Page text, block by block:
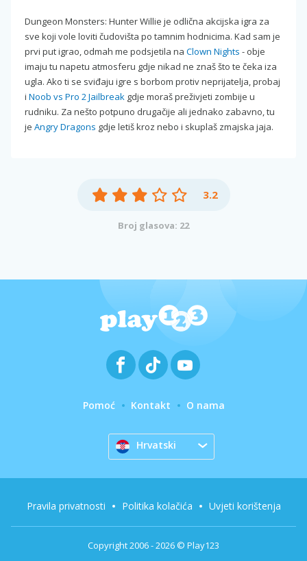
Dungeon Monsters: Hunter Willie je odlična akcijska igra za
sve koji vole loviti čudovišta po tamnim hodnicima. Kad sam je
prvi put igrao, odmah me podsjetila na Clown Nights - obje
imaju tu napetu atmosferu gdje nikad ne znaš što te čeka iza
ugla. Ako ti se sviđaju igre s borbom protiv neprijatelja, probaj
i Noob vs Pro 2 Jailbreak gdje moraš preživjeti zombije u
rudniku. Za nešto potpuno drugačije ali jednako zabavno, tu
je Angry Dragons gdje letiš kroz nebo i skuplaš zmajska jaja.
3.2
Broj glasova: 22
Pomoć Kontakt O nama
Hrvatski
Copyright 2006 - 2026 © Play123
Pravila privatnosti Politika kolačića Uvjeti korištenja